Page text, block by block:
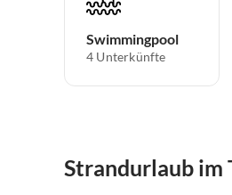
Swimmingpool
4 Unterkünfte
Strandurlaub im